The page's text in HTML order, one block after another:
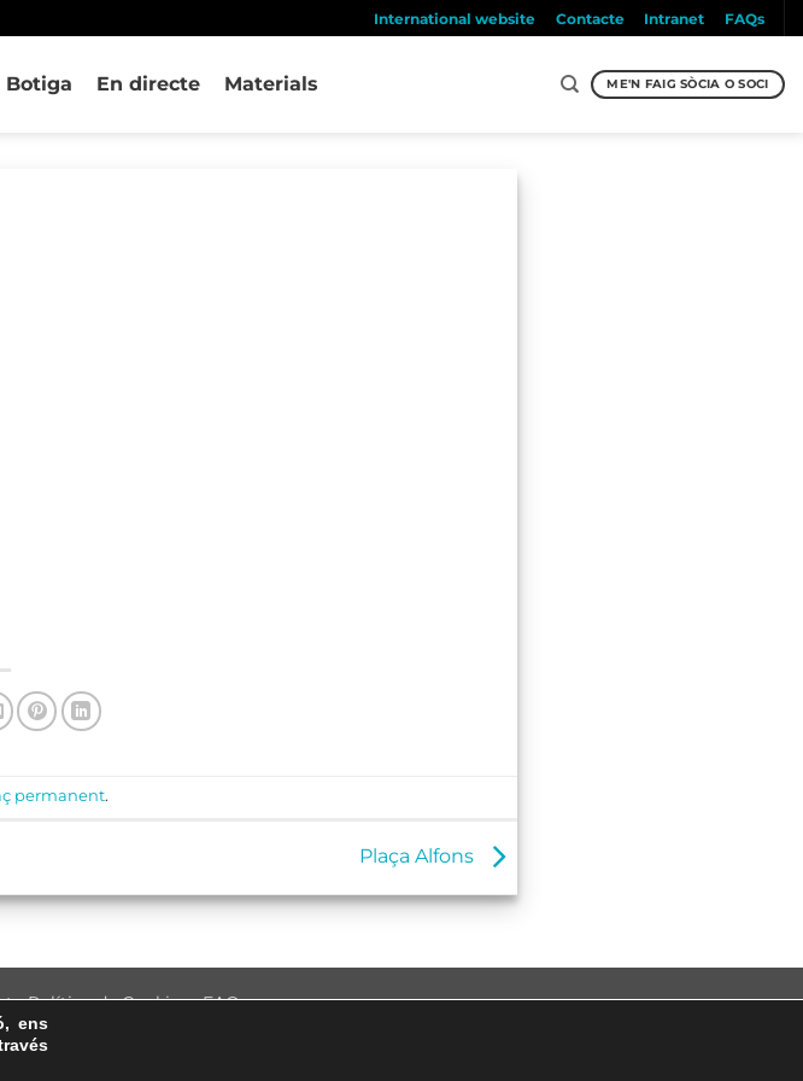
International website Contacte Intranet FAQs
Botiga En directe Materials ME'N FAIG SÒCIA O SOCI
permanent.
Plaça Alfons
·Política de Cookies·FAQs
CATALANA
ens